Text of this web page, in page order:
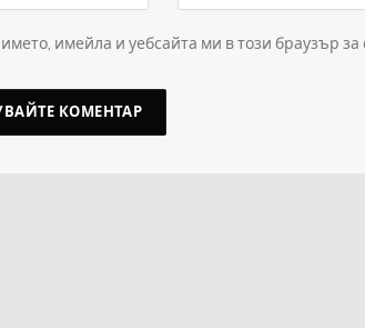
имейла и уебсайта ми в този браузър